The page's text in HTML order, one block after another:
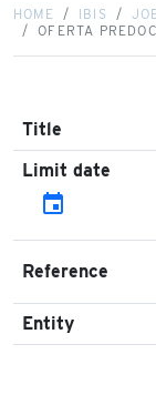
HOME IBIS
OFERTA
Title
Limit date
event
Reference
Entity